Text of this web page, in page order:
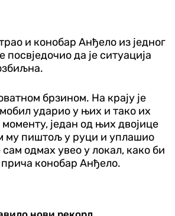
и конобар Анђело из једног
посвједочио да је ситуација
брзином. На крају је
ударио у њих и тако их
један од њих двојице
му пиштољ у руци и уплашио
сам одмах увео у локал, како би
прича конобар Анђело.